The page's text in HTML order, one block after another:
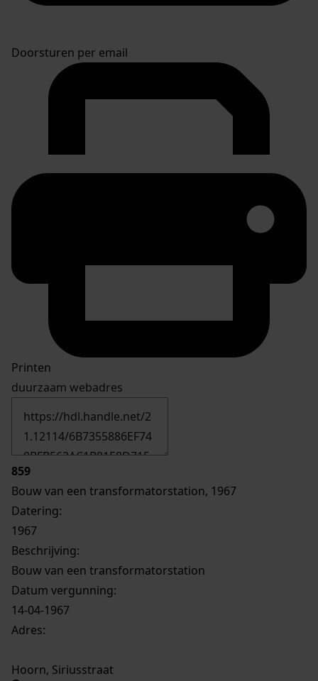
Doorsturen per email
Printen
duurzaam webadres
859
Bouw van een transformatorstation, 1967
Datering:
1967
Beschrijving:
Bouw van een transformatorstation
Datum vergunning:
14-04-1967
Adres:
Hoorn, Siriusstraat